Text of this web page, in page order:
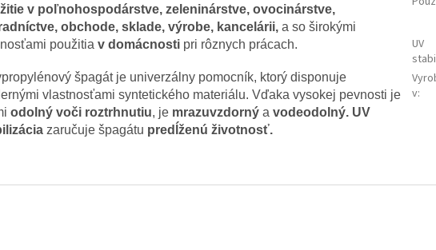
v poľnohospodárstve, zeleninárstve, ovocinárstve,
obchode, sklade, výrobe, kancelárii, a so širokými
použitia v domácnosti pri rôznych prácach.
špagát je univerzálny pomocník, ktorý disponuje
vlastnosťami syntetického materiálu. Vďaka vysokej pevnosti je
odolný voči roztrhnutiu, je mrazuvzdorný a vodeodolný. UV
zaručuje špagátu predĺženú životnosť.
UV
v: